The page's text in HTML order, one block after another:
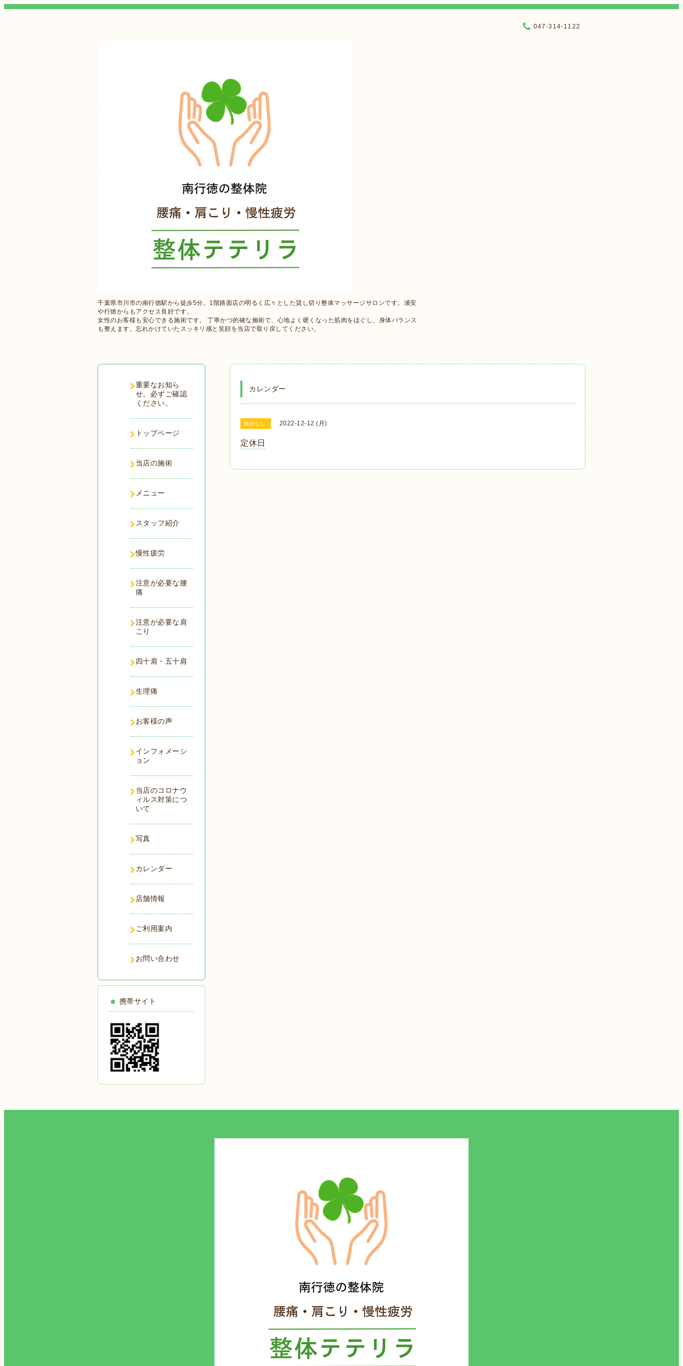
千葉県市川市の南行徳駅から徒歩5分。1階路面店の明るく広々とした貸し切り整体マッサージサロンです。浦安
や行徳からもアクセス良好です。
女性のお客様も安心できる施術です。 丁寧かつ的確な施術で、心地よく硬くなった筋肉をほぐし、身体バランス
も整えます。忘れかけていたスッキリ感と笑顔を当店で取り戻してください。
047-314-1122
カレンダー
指定なし 2022-12-12 (月)
定休日
重要なお知ら
せ。必ずご確認
ください。
トップページ
当店の施術
メニュー
スタッフ紹介
慢性疲労
注意が必要な腰
痛
注意が必要な肩
こり
四十肩・五十肩
生理痛
お客様の声
インフォメーシ
ョン
当店のコロナウ
ィルス対策につ
いて
写真
カレンダー
店舗情報
ご利用案内
お問い合わせ
携帯サイト